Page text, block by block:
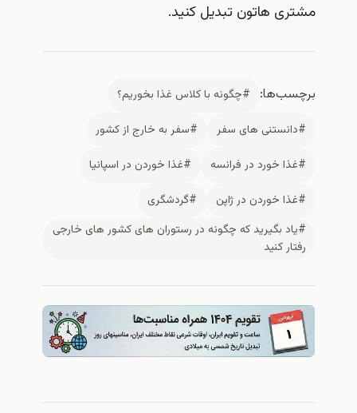
مشتری هاتون تبدیل کنید.
برچسب‌ها:
#چگونه با کلاس غذا بخوریم؟
#دانستنی های سفر
#سفر به خارج از کشور
#غذا خورد در فرانسه
#غذا خوردن در اسپانیا
#غذا خوردن در ژاپن
#گردشگری
#یاد بگیرید که چگونه در رستوران های کشور های خارجی
رفتار کنید